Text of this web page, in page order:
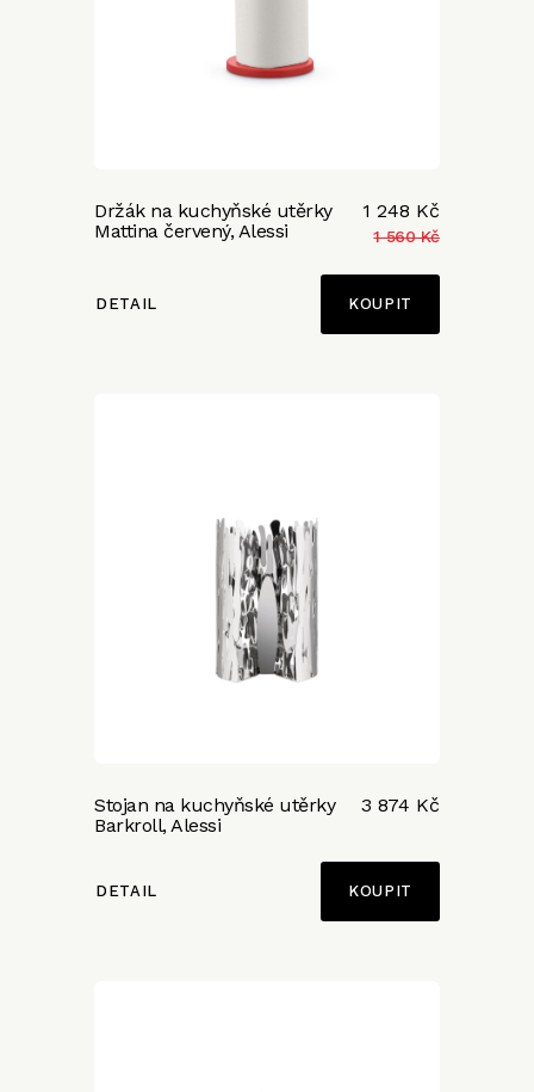
Držák na kuchyňské utěrky
Mattina červený, Alessi
1 248 Kč
1 560 Kč
DETAIL
Stojan na kuchyňské utěrky
Barkroll, Alessi
3 874 Kč
DETAIL